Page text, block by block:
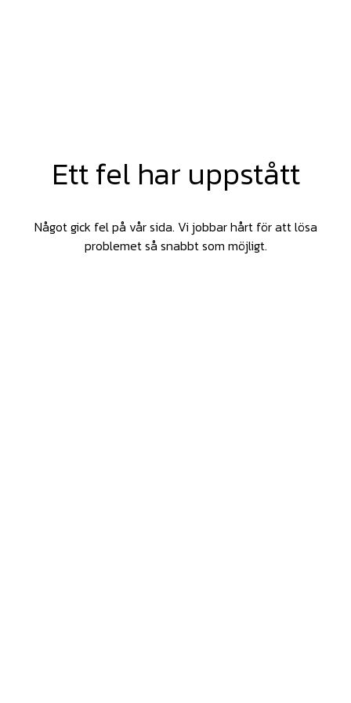
Ett fel har uppstått
Något gick fel på vår sida. Vi jobbar hårt för att lösa
problemet så snabbt som möjligt.